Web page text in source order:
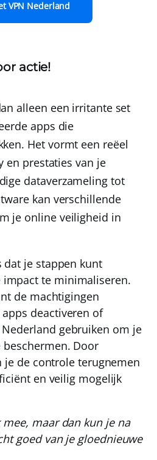
VPN Nederland
actie!
alleen een irritante set
apps die
Het vormt een reëel
en prestaties van je
dataverzameling tot
kan verschillende
je online veiligheid in
dat je stappen kunt
te minimaliseren.
de machtigingen
deactiveren of
Nederland gebruiken om je
Door
je de controle terugnemen
en veilig mogelijk
mee, maar dan kun je na
goed van je gloednieuwe